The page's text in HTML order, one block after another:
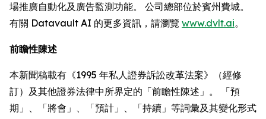
場推廣自動化及廣告監測功能。 公司總部位於賓州費城。
有關 Datavault AI 的更多資訊，請瀏覽 www.dvlt.ai。
前瞻性陳述
本新聞稿載有《1995 年私人證券訴訟改革法案》（經修
訂）及其他證券法律中所界定的「前瞻性陳述」。 「預
期」、「將會」、「預計」、「持續」等詞彙及其變化形式